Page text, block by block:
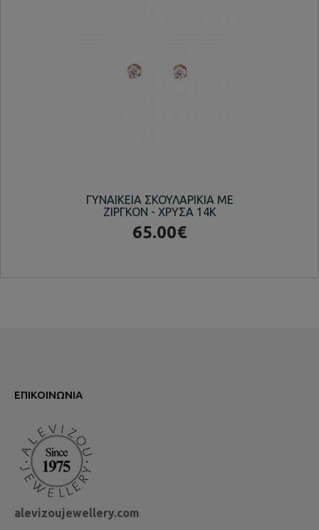
ΓΥΝΑΙΚΕΙΑ ΣΚΟΥΛΑΡΙΚΙΑ ΜΕ
ΖΙΡΓΚΟΝ - ΧΡΥΣΑ 14K
65.00€
ΕΠΙΚΟΙΝΩΝΊΑ
alevizoujewellery.com